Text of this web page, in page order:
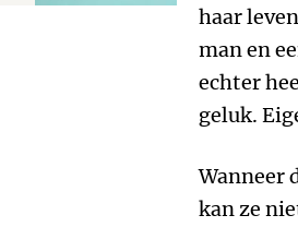
haar
man en
echter
geluk.
Wanneer
kan ze